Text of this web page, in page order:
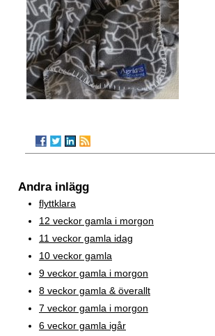
Andra inlägg
flyttklara
12 veckor gamla i morgon
11 veckor gamla idag
10 veckor gamla
9 veckor gamla i morgon
8 veckor gamla & överallt
7 veckor gamla i morgon
6 veckor gamla igår